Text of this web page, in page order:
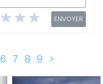
ENVOYER
6 7 8 9 >